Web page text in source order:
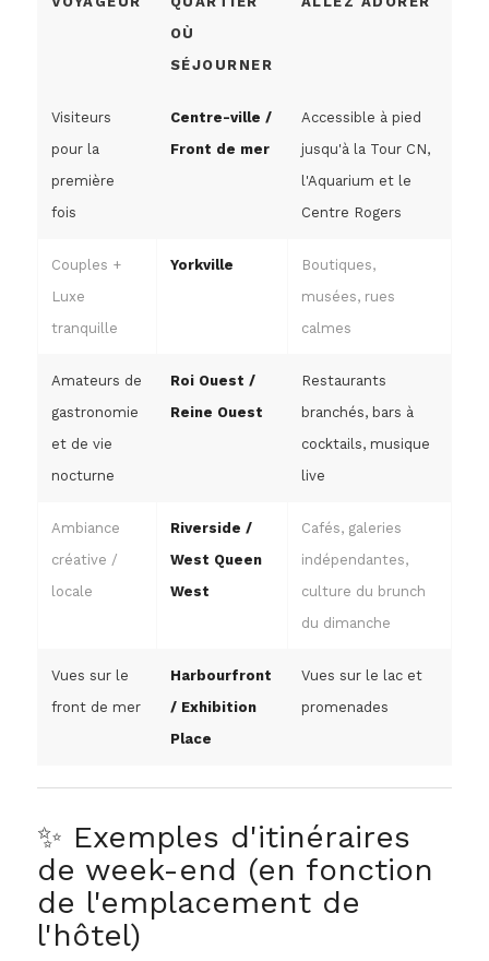
OÙ
SÉJOURNER
Visiteurs
pour la
première
fois
Centre-ville /
Front de mer
Accessible à pied
jusqu'à la Tour CN,
l'Aquarium et le
Centre Rogers
Couples +
Luxe
tranquille
Yorkville
Boutiques,
musées, rues
calmes
Amateurs de
gastronomie
et de vie
nocturne
Roi Ouest /
Reine Ouest
Restaurants
branchés, bars à
cocktails, musique
live
Ambiance
créative /
locale
Riverside /
West Queen
West
Cafés, galeries
indépendantes,
culture du brunch
du dimanche
Vues sur le
front de mer
Harbourfront
/ Exhibition
Place
Vues sur le lac et
promenades
✨ Exemples d'itinéraires
de week-end (en fonction
de l'emplacement de
l'hôtel)